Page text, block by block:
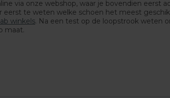
via onze webshop, waar je bovendien eerst
eerst te weten welke schoen het meest
winkels. Na een test op de loopstrook weten
maat.